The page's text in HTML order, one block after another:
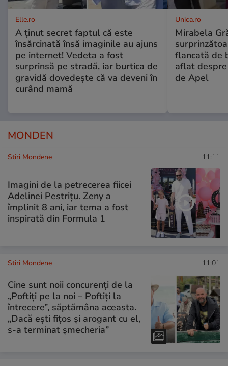
Elle.ro
A ținut secret faptul că este
însărcinată însă imaginile au ajuns
pe internet! Vedeta a fost
surprinsă pe stradă, iar burtica de
gravidă dovedește că va deveni în
curând mamă
Unica.ro
Mirabela
flancată de
aflat
de Apel
MONDEN
Stiri Mondene 11:11
Imagini de la petrecerea fiicei
Adelinei Pestrițu. Zeny a
împlinit 8 ani, iar tema a fost
inspirată din Formula 1
Stiri Mondene 11:01
Cine sunt noii concurenți de la
„Poftiți pe la noi – Poftiți la
întrecere”, săptămâna aceasta.
„Dacă ești fițos și arogant cu el,
s-a terminat șmecheria”